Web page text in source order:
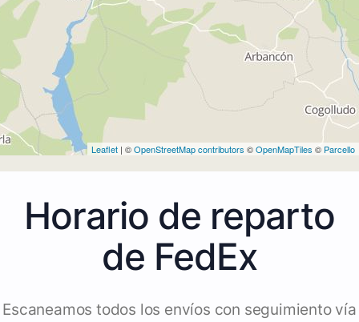
Leaflet | ©OpenStreetMap contributors ©OpenMapTiles © Parcello
Horario de reparto
de FedEx
Escaneamos todos los envíos con seguimiento vía